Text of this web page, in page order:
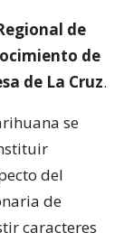
de
de
de La Cruz.
se
del
de
caracteres